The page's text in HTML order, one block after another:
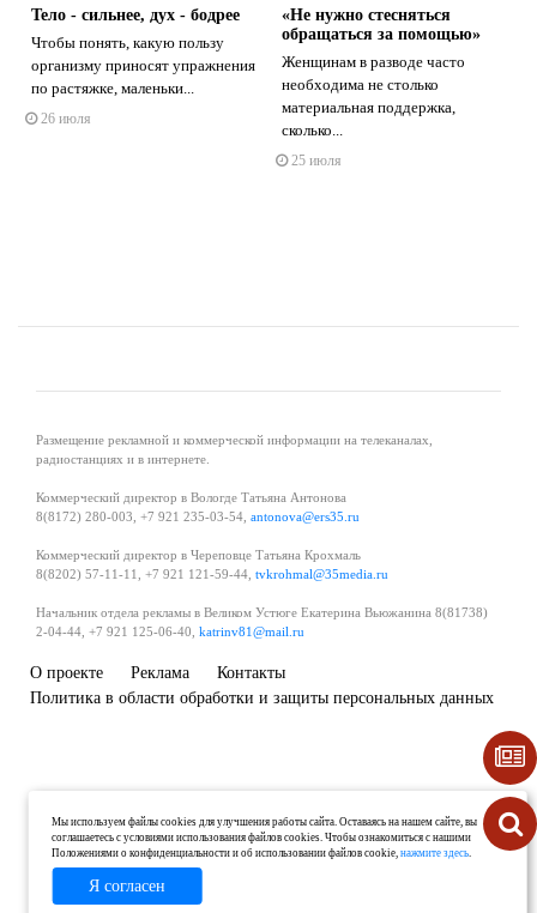
Тело - сильнее, дух - бодрее
Чтобы понять, какую пользу
организму приносят упражнения
по растяжке, маленьки...
26 июля
«Не нужно стесняться
обращаться за помощью»
Женщинам в разводе часто
необходима не столько
материальная поддержка,
сколько...
25 июля
Размещение рекламной и коммерческой информации на телеканалах,
радиостанциях и в интернете.
Коммерческий директор в Вологде Татьяна Антонова
8(8172) 280-003, +7 921 235-03-54, antonova@ers35.ru
Коммерческий директор в Череповце Татьяна Крохмаль
8(8202) 57-11-11, +7 921 121-59-44, tvkrohmal@35media.ru
Начальник отдела рекламы в Великом Устюге Екатерина Вьюжанина 8(81738)
2-04-44, +7 921 125-06-40, katrinv81@mail.ru
О проекте Реклама
Контакты
Политика в области обработки и защиты персональных данных
Мы используем файлы cookies для улучшения работы сайта. Оставаясь на нашем сайте, вы
соглашаетесь с условиями использования файлов cookies. Чтобы ознакомиться с нашими
Положениями о конфиденциальности и об использовании файлов cookie,нажмите здесь.
Я согласен